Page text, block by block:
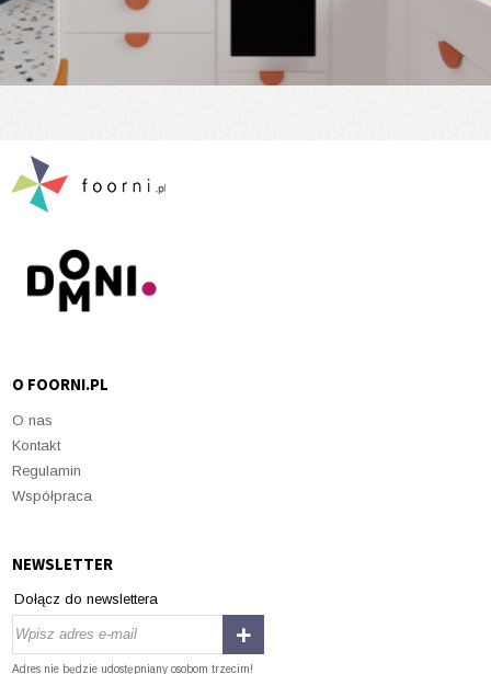
O FOORNI.PL
O nas
Kontakt
Regulamin
Współpraca
NEWSLETTER
Dołącz do newslettera
Adres nie będzie udostępniany osobom trzecim!